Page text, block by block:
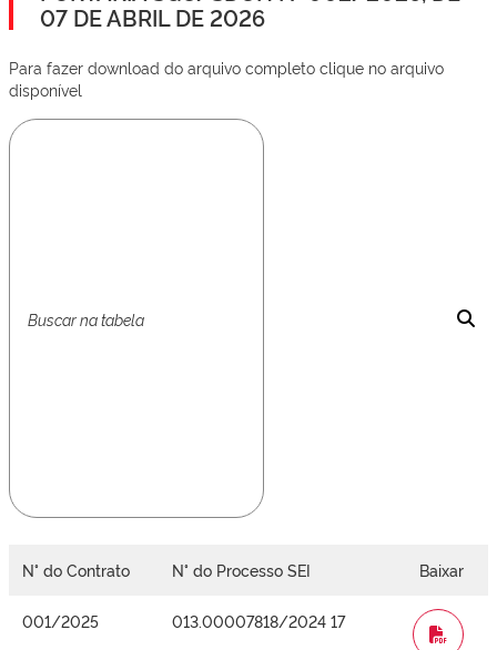
07 DE ABRIL DE 2026
Para fazer download do arquivo completo clique no arquivo
disponível
N° do Contrato N° do Processo SEI Baixar
001/2025 013.00007818/2024 17
WORD